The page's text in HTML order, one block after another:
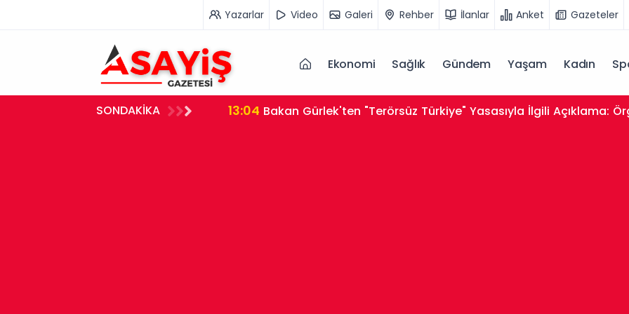
Yazarlar Video Galeri Rehber İlanlar Anket Gazeteler
Ekonomi Sağlık Gündem Yaşam Kadın
SONDAKİKA
Milyar Dolar Hasılat 13:04